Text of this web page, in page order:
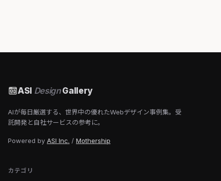
ASI DesignGallery
AIが毎日厳選する、世界中の優れたWebデザイン事例集。受
託開発と自社サービスの参考に。
Powered by ASI Inc. / Mothership
カテゴリ